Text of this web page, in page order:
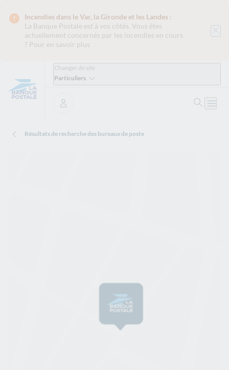
Incendies dans le Var, la Gironde et les Landes :
La Banque Postale est à vos côtés. Vous êtes
actuellement concernés par les incendies en cours
? Pour en savoir plus
Changer de site
Particuliers
Se connecter
Résultats de recherche des bureaux de poste